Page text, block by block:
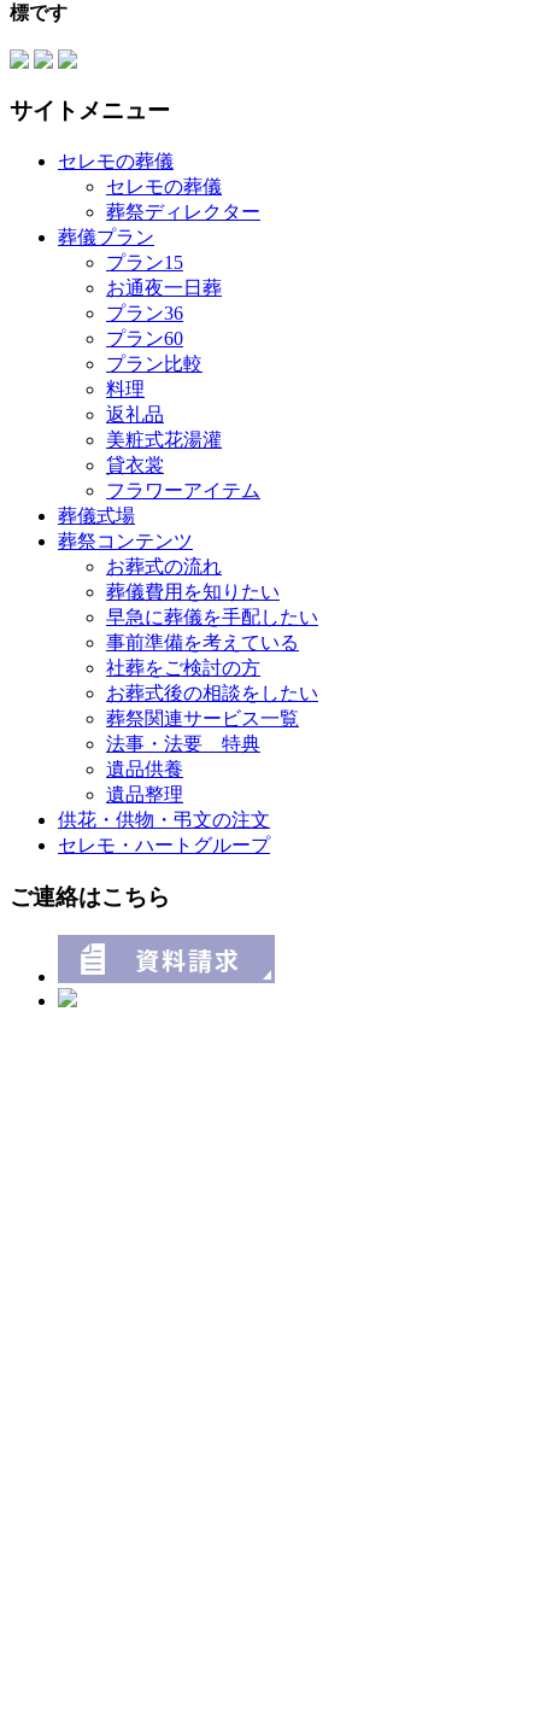
標です
サイトメニュー
セレモの葬儀
セレモの葬儀
葬祭ディレクター
葬儀プラン
プラン15
お通夜一日葬
プラン36
プラン60
プラン比較
料理
返礼品
美粧式花湯灌
貸衣裳
フラワーアイテム
葬儀式場
葬祭コンテンツ
お葬式の流れ
葬儀費用を知りたい
早急に葬儀を手配したい
事前準備を考えている
社葬をご検討の方
お葬式後の相談をしたい
葬祭関連サービス一覧
法事・法要 特典
遺品供養
遺品整理
供花・供物・弔文の注文
セレモ・ハートグループ
ご連絡はこちら